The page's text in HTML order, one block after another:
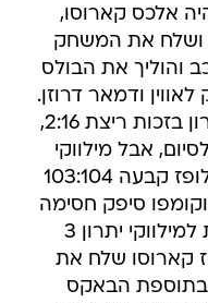
אלכס קארוסו,
ושלח את המשחק
והוליך את הבולס
ודמאר דרוזן.
שיקגו הוליכה ב-12 ברבע האחרון בזכות ריצת 2:16,
96:103 כשנותרה 1:26 לסיום, אבל מילווקי
הפכה נהדר, ושלשה של ברוק לופז קבעה 103:104
אנטטוקומפו סיפק חסימה
ומיד קלע שתיים מהקו כדי לתת למילווקי יתרון 3
אז קארוסו שלח את
הבאקס